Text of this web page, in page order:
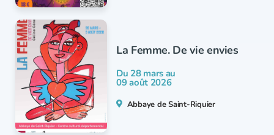
La Femme. De vie envies
Du 28 mars au
09 août 2026
Abbaye de Saint-Riquier